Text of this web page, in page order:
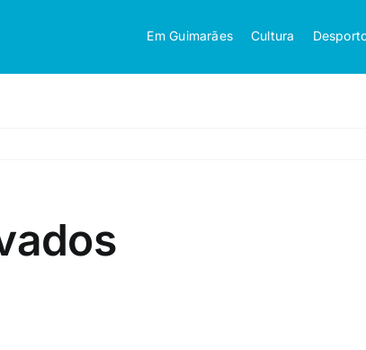
Em Guimarães Cultura